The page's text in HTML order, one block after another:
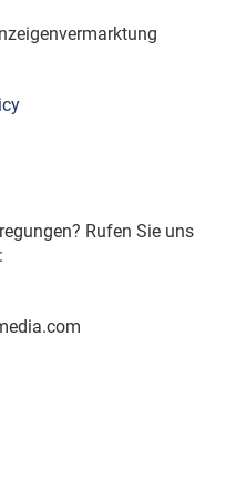
Rufen Sie uns